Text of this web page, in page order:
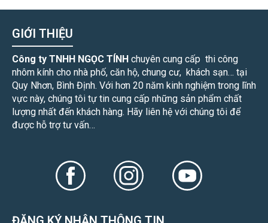
GIỚI THIỆU
Công ty TNHH NGỌC TÍNH chuyên cung cấp thi công
nhôm kính cho nhà phố, căn hộ, chung cư, khách sạn… tại
Quy Nhơn, Bình Định. Với hơn 20 năm kinh nghiệm trong lĩnh
vực này, chúng tôi tự tin cung cấp những sản phẩm chất
lượng nhất đến khách hàng. Hãy liên hệ với chúng tôi để
được hỗ trợ tư vấn…